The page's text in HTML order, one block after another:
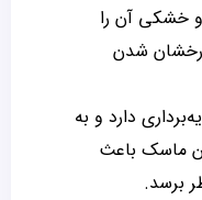
خشکی آن را
شدن
دارد و به
ماسک باعث
برسد.